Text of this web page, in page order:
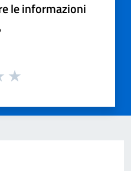
le informazioni